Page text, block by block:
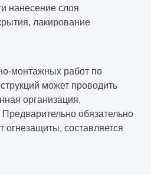
нанесение слоя
лакирование
монтажных работ по
может проводить
организация,
обязательно
огнезащиты, составляется